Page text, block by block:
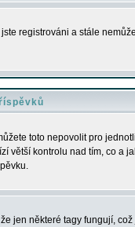
registrováni a stále
toto nepovolit pro
větší kontrolu nad tím, co a
jen některé tagy fungují, což